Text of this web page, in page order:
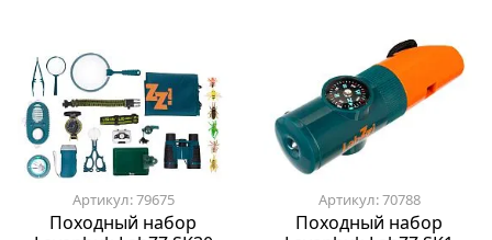
Артикул: 79675
Походный набор
Артикул: 70788
Походный набор